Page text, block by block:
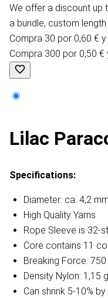
We offer a discount up
a bundle, custom
Compra 30 por 0,60 €
Compra 300 por 0,50 €
Lilac
Specifications:
Diameter: ca. 4,2 mm
High Quality Yarns
Rope Sleeve is 32-
Core contains 11
Breaking Force:
Density Nylon: 1,15
Can shrink 5-10%